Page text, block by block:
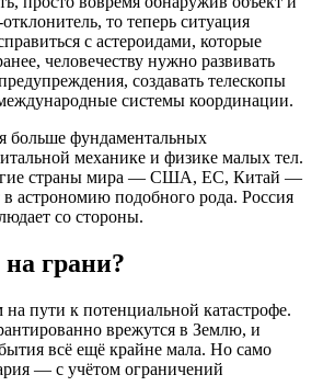
то теперь ситуация
с астероидами, которые
человечеству нужно развивать
создавать телескопы
системы координации.
больше фундаментальных
механике и физике малых тел.
страны мира — США, ЕС, Китай —
в астрономию подобного рода. Россия
со стороны.
грани?
пути к потенциальной катастрофе.
врежутся в Землю, и
всё ещё крайне мала. Но само
— с учётом ограничений